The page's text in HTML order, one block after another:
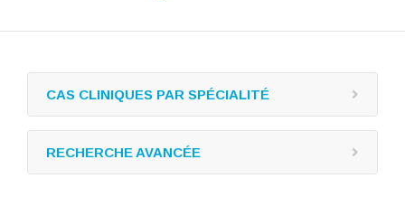
CAS CLINIQUES PAR SPÉCIALITÉ
RECHERCHE AVANCÉE